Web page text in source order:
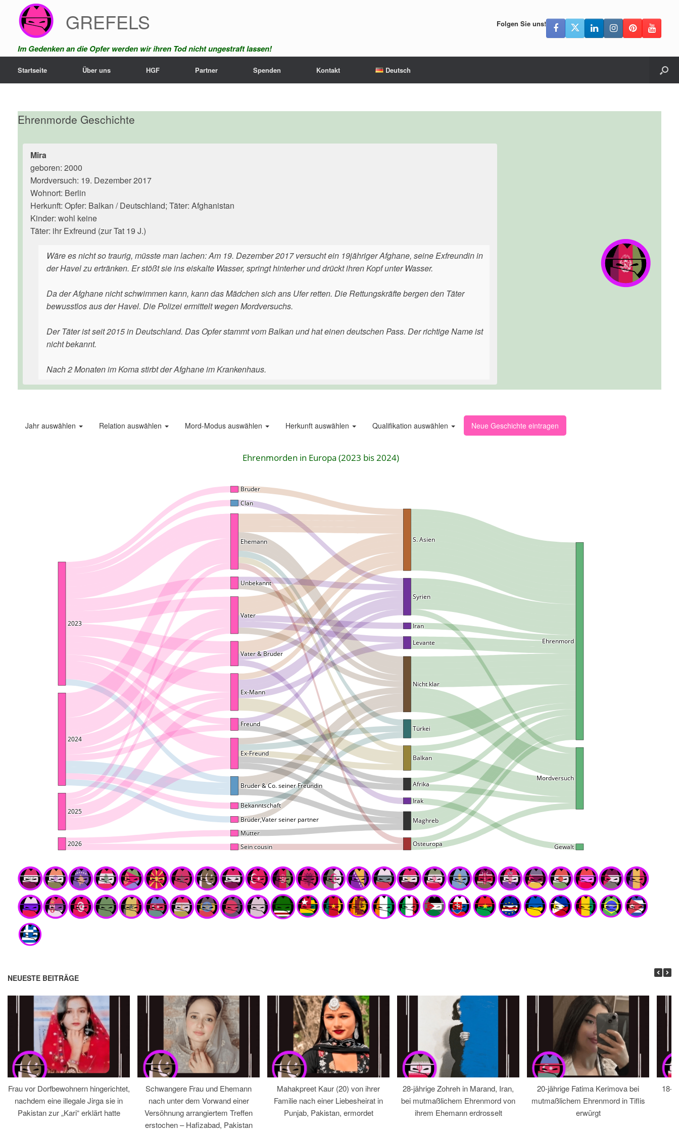
springen
GREFELS
Im Gedenken an die Opfer werden wir ihren Tod nicht ungestraft lassen!
Folgen Sie uns!
Startseite Über uns HGF Partner Spenden Kontakt Deutsch
Ehrenmorde Geschichte
Mira
geboren: 2000
Mordversuch: 19. Dezember 2017
Wohnort: Berlin
Herkunft: Opfer: Balkan / Deutschland; Täter: Afghanistan
Kinder: wohl keine
Täter: ihr Exfreund (zur Tat 19 J.)
Wäre es nicht so traurig, müsste man lachen: Am 19. Dezember 2017 versucht ein 19jähriger Afghane, seine Exfreundin in
der Havel zu ertränken. Er stößt sie ins eiskalte Wasser, springt hinterher und drückt ihren Kopf unter Wasser.
Da der Afghane nicht schwimmen kann, kann das Mädchen sich ans Ufer retten. Die Rettungskräfte bergen den Täter
bewusstlos aus der Havel. Die Polizei ermittelt wegen Mordversuchs.
Der Täter ist seit 2015 in Deutschland. Das Opfer stammt vom Balkan und hat einen deutschen Pass. Der richtige Name ist
nicht bekannt.
Nach 2 Monaten im Koma stirbt der Afghane im Krankenhaus.
NEUESTE BEITRÄGE
Frau vor Dorfbewohnern hingerichtet,
nachdem eine illegale Jirga sie in
Pakistan zur „Kari“ erklärt hatte
Schwangere Frau und Ehemann
nach unter dem Vorwand einer
Versöhnung arrangiertem Treffen
erstochen – Hafizabad, Pakistan
Mahakpreet Kaur (20) von ihrer
Familie nach einer Liebesheirat in
Punjab, Pakistan, ermordet
28-jährige Zohreh in Marand, Iran,
bei mutmaßlichem Ehrenmord von
ihrem Ehemann erdrosselt
20-jährige Fatima Kerimova bei
mutmaßlichem Ehrenmord in Tiflis
erwürgt
18-